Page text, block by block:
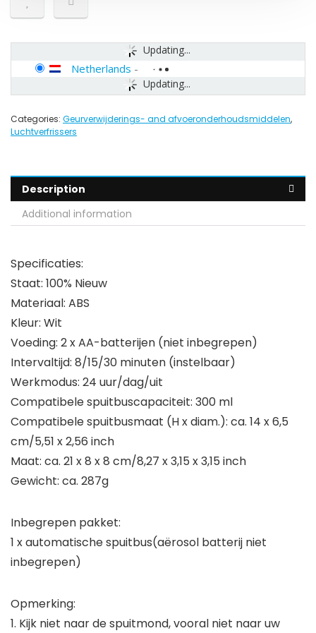
Updating...
Updating...
Netherlands -
Categories: Geurverwijderings- and afvoeronderhoudsmiddelen,
Luchtverfrissers
Description
Additional information
Specificaties:
Staat: 100% Nieuw
Materiaal: ABS
Kleur: Wit
Voeding: 2 x AA-batterijen (niet inbegrepen)
Intervaltijd: 8/15/30 minuten (instelbaar)
Werkmodus: 24 uur/dag/uit
Compatibele spuitbuscapaciteit: 300 ml
Compatibele spuitbusmaat (H x diam.): ca. 14 x 6,5
cm/5,51 x 2,56 inch
Maat: ca. 21 x 8 x 8 cm/8,27 x 3,15 x 3,15 inch
Gewicht: ca. 287g
Inbegrepen pakket:
1 x automatische spuitbus(aërosol batterij niet
inbegrepen)
Opmerking:
1. Kijk niet naar de spuitmond, vooral niet naar uw